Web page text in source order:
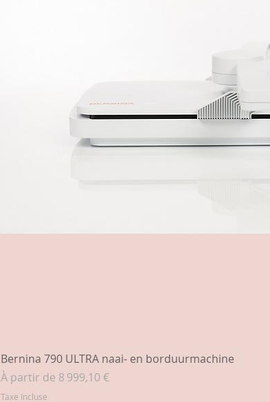
Bernina 790 ULTRA naai- en borduurmachine
À partir de 8 999,10 €
Prix promotionnel
Taxe Incluse